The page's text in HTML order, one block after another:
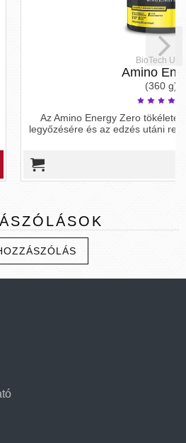
Zero tökéletes választás a fáradtság
utáni regeneráció felgyorsítására.